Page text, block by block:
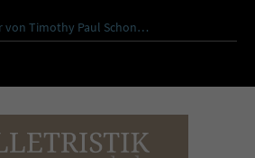
von Timothy Paul Schon…